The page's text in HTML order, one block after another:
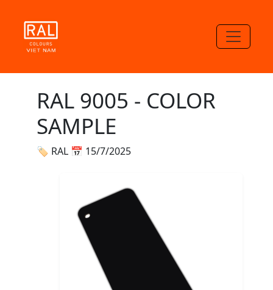
RAL 9005 - COLOR
SAMPLE
🏷 RAL 📅 15/7/2025